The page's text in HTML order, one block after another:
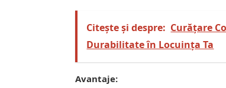
Citește și despre: Curățare
Durabilitate în Locuința Ta
Avantaje: